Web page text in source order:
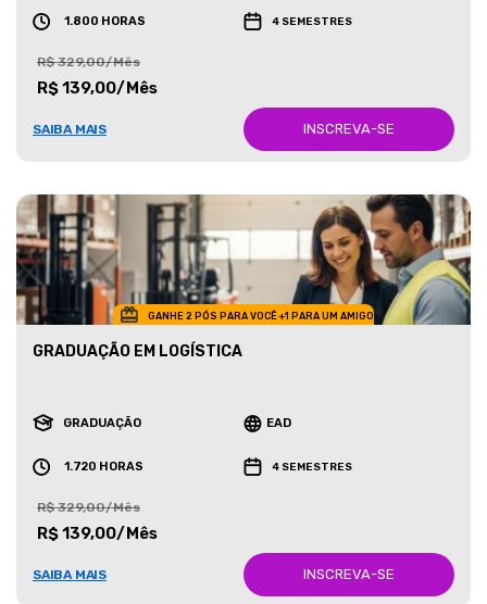
1.800 HORAS 4 SEMESTRES
R$ 329,00/Mês
R$ 139,00/Mês
SAIBA MAIS INSCREVA-SE
GANHE 2 PÓS PARA VOCÊ +1 PARA UM AMIGO
GRADUAÇÃO EM LOGÍSTICA
GRADUAÇÃO EAD
1.720 HORAS 4 SEMESTRES
R$ 329,00/Mês
R$ 139,00/Mês
SAIBA MAIS INSCREVA-SE